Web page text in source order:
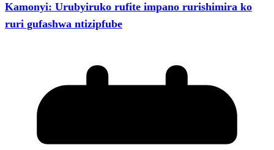
Kamonyi: Urubyiruko rufite impano rurishimira ko
ruri gufashwa ntizipfube